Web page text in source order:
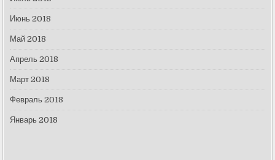
Июнь 2018
Май 2018
Апрель 2018
Март 2018
Февраль 2018
Январь 2018